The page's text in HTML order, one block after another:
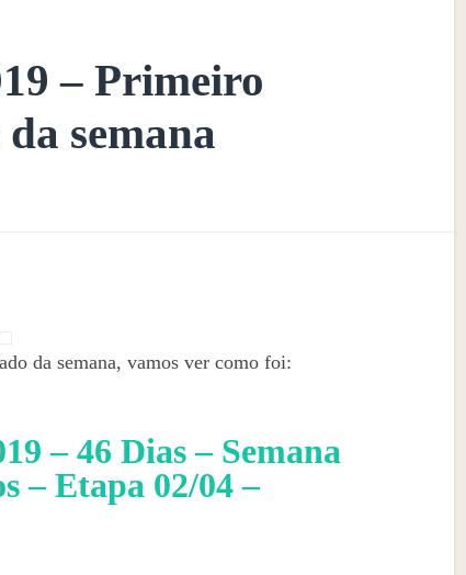
– Primeiro
semana
da semana, vamos ver como foi:
– 46 Dias – Semana
– Etapa 02/04 –